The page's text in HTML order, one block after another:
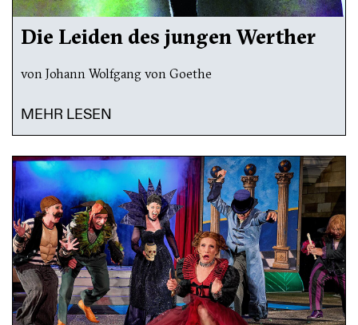
Die Leiden des jungen Werther
von Johann Wolfgang von Goethe
MEHR LESEN